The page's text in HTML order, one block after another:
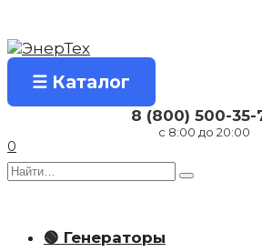
содержанию
☰ Каталог
8 (800) 500-35-
с 8:00 до 20:00
0
Search
🟢 Генераторы